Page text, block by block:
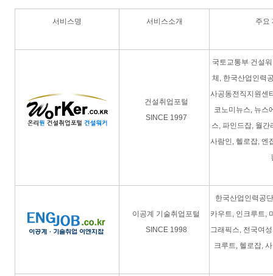
서비스명 서비스소개 주요
건설취업포털
SINCE 1997
국토교통부 건설
체, 한국산업인력
사공동전직지원센
코노미뉴스, 뉴스
스, 파인드잡, 월
사람인, 헬로잡, 엔
이공계 기술취업포털
SINCE 1998
한국산업인력공
카우트, 인크루트,
그래픽스, 전국여
크루트, 헬로잡,